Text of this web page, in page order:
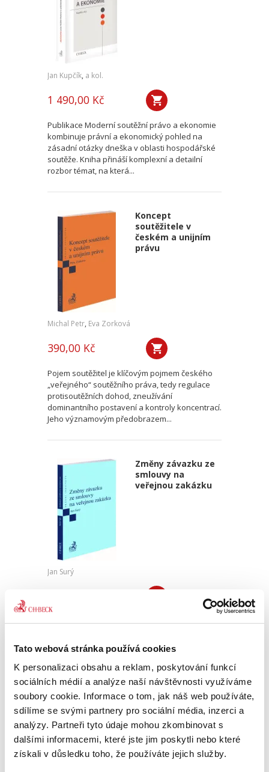
Tato webová stránka používá cookies
K personalizaci obsahu a reklam, poskytování funkcí
sociálních médií a analýze naší návštěvnosti využíváme
soubory cookie. Informace o tom, jak náš web používáte,
sdílíme se svými partnery pro sociální média, inzerci a
analýzy. Partneři tyto údaje mohou zkombinovat s
dalšími informacemi, které jste jim poskytli nebo které
získali v důsledku toho, že používáte jejich služby.
Jan Kupčík, a kol.
1 490,00 Kč
Publikace Moderní soutěžní právo a ekonomie
kombinuje právní a ekonomický pohled na
zásadní otázky dneška v oblasti hospodářské
soutěže. Kniha přináší komplexní a detailní
rozbor témat, na která...
Koncept
soutěžitele v
českém a unijním
právu
Michal Petr, Eva Zorková
390,00 Kč
Pojem soutěžitel je klíčovým pojmem českého
„veřejného“ soutěžního práva, tedy regulace
protisoutěžních dohod, zneužívání
dominantního postavení a kontroly koncentrací.
Jeho významovým předobrazem...
Změny závazku ze
smlouvy na
veřejnou zakázku
Jan Surý
Právní úprava zadávání veřejných zakázek
není proto divu, že také regulace změn závazků
ze smluv na veřejné zakázky mnohdy
způsobuje aplikační...
Soukromoprávní
vymáhání
soutěžního práva v
ČR. Teorie a praxe